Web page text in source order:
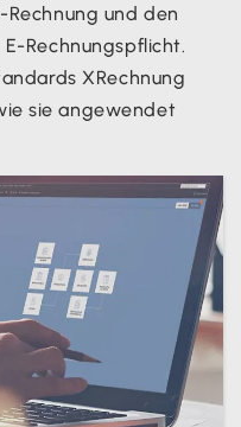
und den
Rechnungspflicht.
XRechnung
sie angewendet